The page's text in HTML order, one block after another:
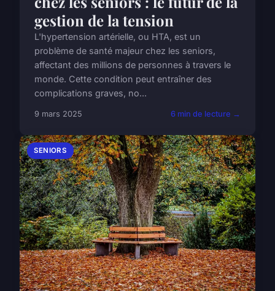
gestion de la tension
L'hypertension artérielle, ou HTA, est un
problème de santé majeur chez les seniors,
affectant des millions de personnes à travers le
monde. Cette condition peut entraîner des
complications graves, no...
9 mars 2025 6 min de lecture →
SENIORS